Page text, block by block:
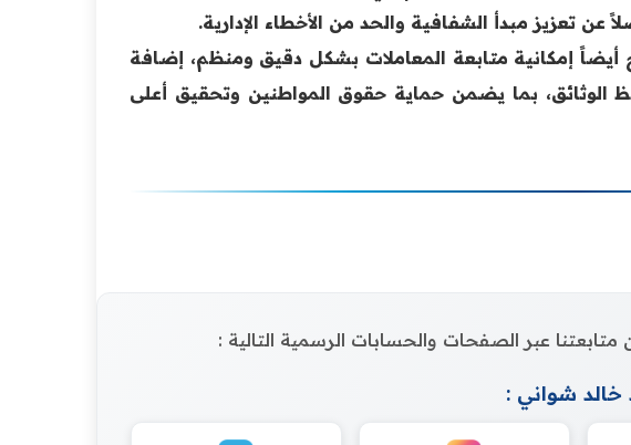
تعزيز مبدأ الشفافية والحد من الأخطاء الإدارية.
أيضاً إمكانية متابعة المعاملات بشكل دقيق ومنظم، إضافة
الوثائق، بما يضمن حماية حقوق المواطنين وتحقيق أعلى
متابعتنا عبر الصفحات والحسابات الرسمية التالية :
خالد شواني :